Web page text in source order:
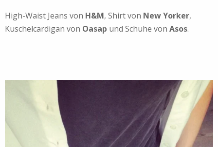
High-Waist Jeans von H&M, Shirt von New Yorker,
Kuschelcardigan von Oasap und Schuhe von Asos.